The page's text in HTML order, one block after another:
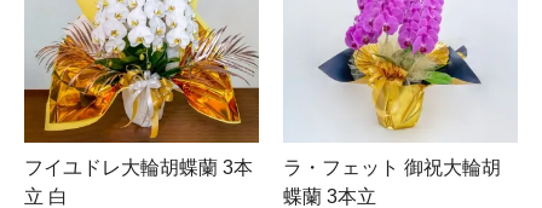
フイユドレ大輪胡蝶蘭 3本
立 白
ラ・フェット 御祝大輪胡
蝶蘭 3本立